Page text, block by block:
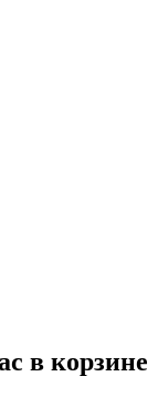
в корзине